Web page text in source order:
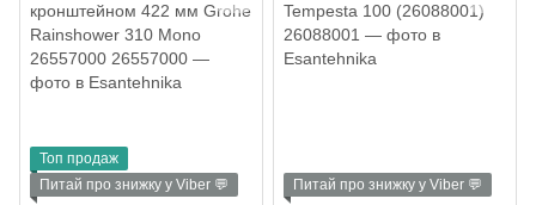
Топ продаж
Питай про знижку у Viber 💬
Питай про знижку у Viber 💬